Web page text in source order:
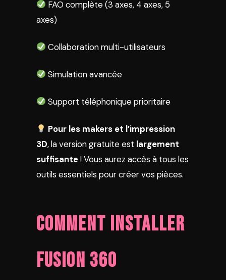
FAO complète (3 axes, 4 axes, 5
axes)
Collaboration multi-utilisateurs
Simulation avancée
Support téléphonique prioritaire
Pour les makers et l’impression
3D, la version gratuite est largement
suffisante! Vous aurez accès à tous les
outils essentiels pour créer vos pièces.
Comment Installer
Fusion 360